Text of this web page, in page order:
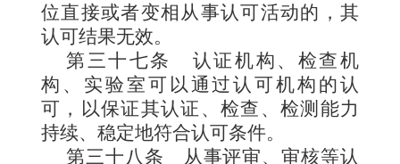
位直接或者变相从事认可活动的，其
认可结果无效。
第三十七条 认证机构、检查机
构、实验室可以通过认可机构的认
可，以保证其认证、检查、检测能力
持续、稳定地符合认可条件。
第三十八条
从事评审、审核等认